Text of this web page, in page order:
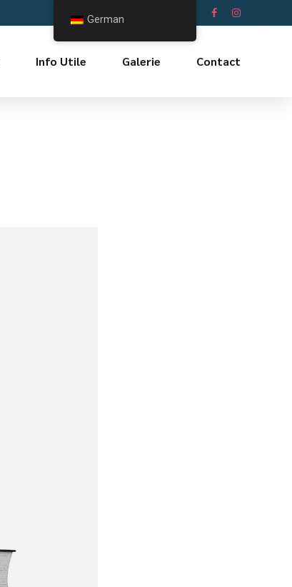
Info Utile Galerie Contact
German